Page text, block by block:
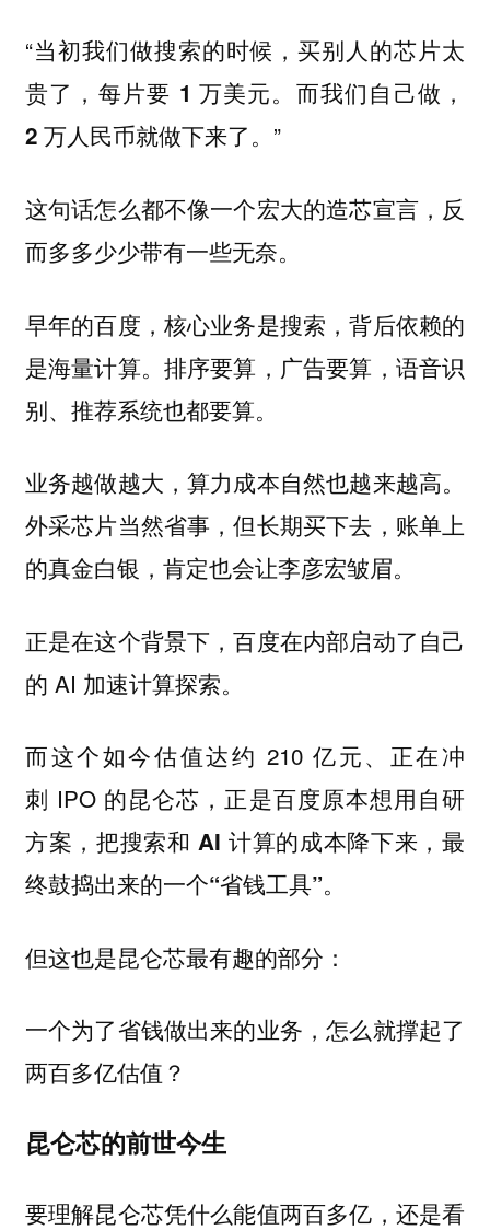
“当初我们做搜索的时候，买别人的芯片太
贵了，每片要 1 万美元。而我们自己做，
2 万人民币就做下来了。 ”
这句话怎么都不像一个宏大的造芯宣言，反
而多多少少带有一些无奈。
早年的百度，核心业务是搜索，背后依赖的
是海量计算。排序要算，广告要算，语音识
别、推荐系统也都要算。
业务越做越大，算力成本自然也越来越高。
外采芯片当然省事，但长期买下去，账单上
的真金白银，肯定也会让李彦宏皱眉。
正是在这个背景下，百度在内部启动了自己
的 AI 加速计算探索。
而这个如今估值达约 210 亿元、正在冲
刺 IPO 的昆仑芯， 正是百度原本想用自研
方案，把搜索和 AI 计算的成本降下来，最
终鼓捣出来的一个“省钱工具”。
但这也是昆仑芯最有趣的部分：
一个为了省钱做出来的业务，怎么就撑起了
两百多亿估值？
昆仑芯的前世今生
要理解昆仑芯凭什么能值两百多亿，还是看